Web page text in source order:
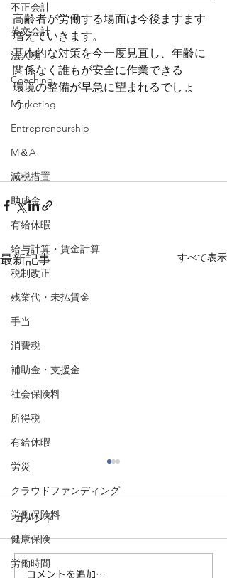
不正会計
英文会計
法人税
Coaching
Marketing
Entrepreneurship
M＆A
減税措置
助成金
有給休暇
給与計算・賃金計算
税制改正
残業代・未払賃金
手当
消費税
補助金・支援金
社会保険料
所得税
有給休暇
労災
クラウドファンディング
労働保険料
健康保険
労働時間
高齢者が労働する場面は今後ますます
増えていきます。
基本的な対策を今一度見直し、年齢に
関係なく誰もが安全に作業できる
環境の整備が早急に望まれるでしょ
う。
最新記事 すべて表示
コメント
コメントを追加…